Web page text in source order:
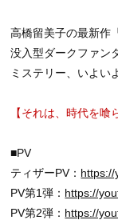
高橋留美子の最新作
没入型ダークファン
ミステリー、いよい
【それは、時代を喰
■PV
ティザーPV： https://
PV第1弾： https://
PV第2弾： https://